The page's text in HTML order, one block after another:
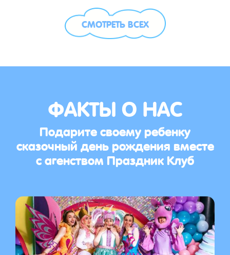
СМОТРЕТЬ ВСЕХ
ФАКТЫ О НАС
Подарите своему ребенку
сказочный день рождения вместе
с агенством Праздник Клуб